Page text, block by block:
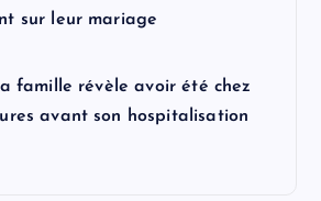
sur leur mariage
famille révèle avoir été chez
avant son hospitalisation